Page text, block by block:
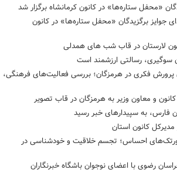
«محفل ستاره‌ها» در کانون کرمانشاه برگزار شد
جوایز برگزیدگان «محفل ستاره‌ها» در کانون
لارستان در قاب شب های همدلی
سوگیری، رسالتی ارزشمند است
فکری در هرمزگان؛ بررسی فعالیت‌های فرهنگی،
و معاون وزیر به هرمزگان در قاب تصویر
فارس، به سپیدارهای خبر رسید
مدیرکل کانون استان
احساس؛ تجسم خلاقیت و خودشناسی در
رضوی با اعضای نوجوان باشگاه خبرنگاران